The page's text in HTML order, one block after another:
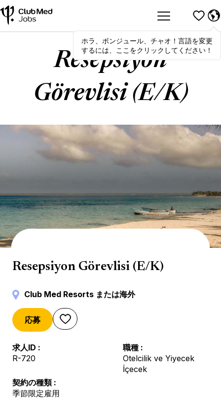
Hola,bonjour, ciao! To switch
languages, click here!
ホラ、ボンジュール、チャオ！言語を変更
するには、ここをクリックしてください！
Resepsiyon
Görevlisi (E/K)
Reception
Resepsiyon Görevlisi (E/K)
Club Med Resorts または海外
応募
求人ID
R-720
職種
Otelcilik ve Yiyecek
İçecek
契約の種類
季節限定雇用